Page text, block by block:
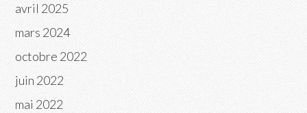
avril 2025
mars 2024
octobre 2022
juin 2022
mai 2022